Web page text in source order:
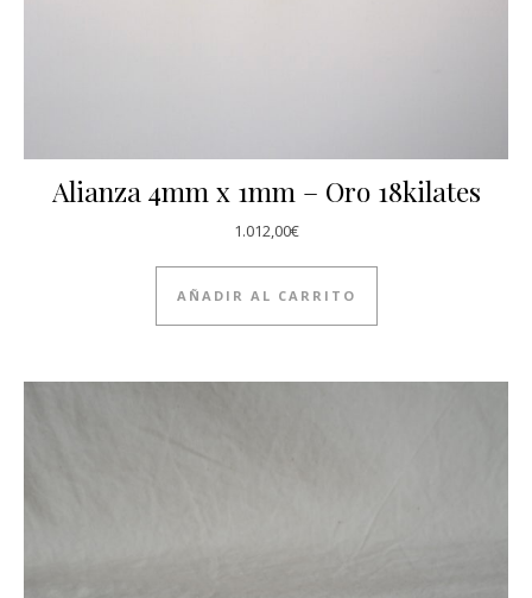
Alianza 4mm x 1mm – Oro 18kilates
1.012,00€
AÑADIR AL CARRITO